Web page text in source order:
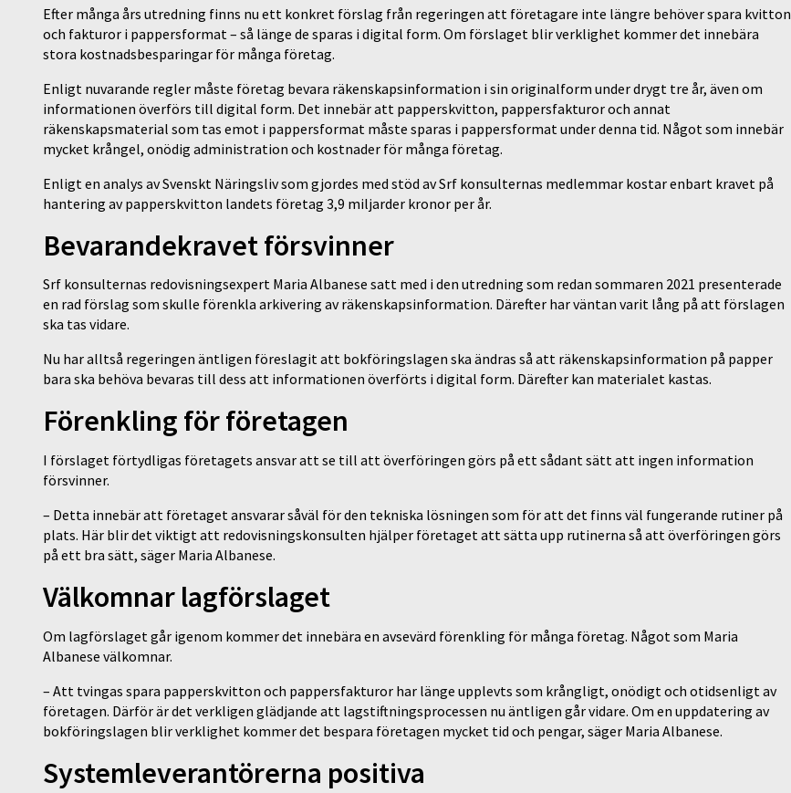
Efter många års utredning finns nu ett konkret förslag från regeringen att företagare inte längre behöver spara kvitton
och fakturor i pappersformat – så länge de sparas i digital form. Om förslaget blir verklighet kommer det innebära
stora kostnadsbesparingar för många företag.
Enligt nuvarande regler måste företag bevara räkenskapsinformation i sin originalform under drygt tre år, även om
informationen överförs till digital form. Det innebär att papperskvitton, pappersfakturor och annat
räkenskapsmaterial som tas emot i pappersformat måste sparas i pappersformat under denna tid. Något som innebär
mycket krångel, onödig administration och kostnader för många företag.
Enligt en analys av Svenskt Näringsliv som gjordes med stöd av Srf konsulternas medlemmar kostar enbart kravet på
hantering av papperskvitton landets företag 3,9 miljarder kronor per år.
Bevarandekravet försvinner
Srf konsulternas redovisningsexpert Maria Albanese satt med i den utredning som redan sommaren 2021 presenterade
en rad förslag som skulle förenkla arkivering av räkenskapsinformation. Därefter har väntan varit lång på att förslagen
ska tas vidare.
Nu har alltså regeringen äntligen föreslagit att bokföringslagen ska ändras så att räkenskapsinformation på papper
bara ska behöva bevaras till dess att informationen överförts i digital form. Därefter kan materialet kastas.
Förenkling för företagen
I förslaget förtydligas företagets ansvar att se till att överföringen görs på ett sådant sätt att ingen information
försvinner.
– Detta innebär att företaget ansvarar såväl för den tekniska lösningen som för att det finns väl fungerande rutiner på
plats. Här blir det viktigt att redovisningskonsulten hjälper företaget att sätta upp rutinerna så att överföringen görs
på ett bra sätt, säger Maria Albanese.
Välkomnar lagförslaget
Om lagförslaget går igenom kommer det innebära en avsevärd förenkling för många företag. Något som Maria
Albanese välkomnar.
– Att tvingas spara papperskvitton och pappersfakturor har länge upplevts som krångligt, onödigt och otidsenligt av
företagen. Därför är det verkligen glädjande att lagstiftningsprocessen nu äntligen går vidare. Om en uppdatering av
bokföringslagen blir verklighet kommer det bespara företagen mycket tid och pengar, säger Maria Albanese.
Systemleverantörerna positiva